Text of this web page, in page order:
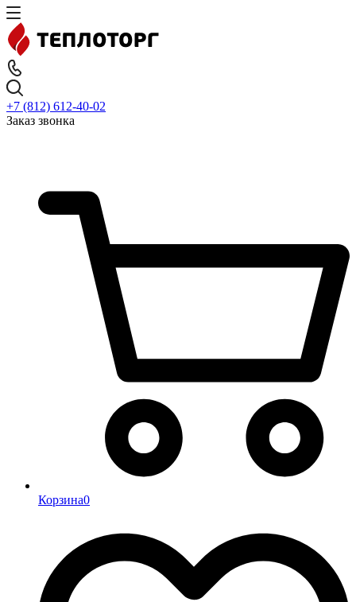
+7 (812) 612-40-02
Заказ звонка
Корзина0